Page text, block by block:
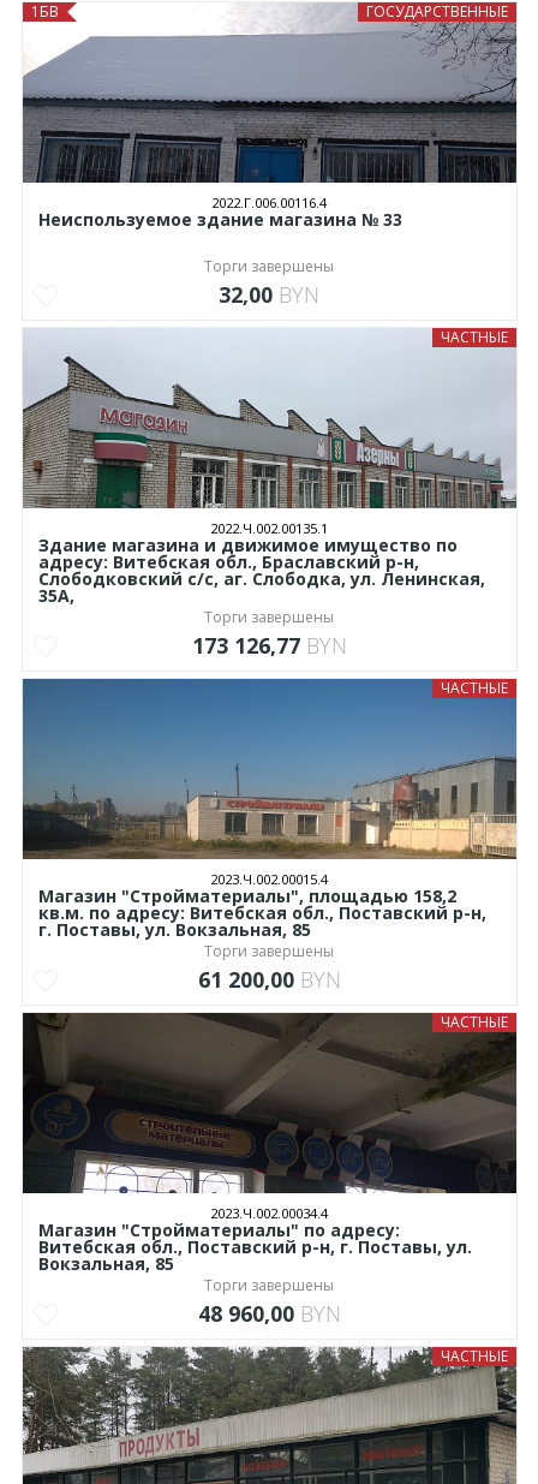
ГОСУДАРСТВЕННЫЕ
1БВ
2022.Г.006.00116.4
Неиспользуемое здание магазина № 33
Торги завершены
32,00 BYN
ЧАСТНЫЕ
2022.Ч.002.00135.1
Здание магазина и движимое имущество по
адресу: Витебская обл., Браславский р-н,
Слободковский с/с, аг. Слободка, ул. Ленинская,
35А,
Торги завершены
173 126,77 BYN
ЧАСТНЫЕ
2023.Ч.002.00015.4
Магазин "Стройматериалы", площадью 158,2
кв.м. по адресу: Витебская обл., Поставский р-н,
г. Поставы, ул. Вокзальная, 85
Торги завершены
61 200,00 BYN
ЧАСТНЫЕ
2023.Ч.002.00034.4
Магазин "Стройматериалы" по адресу:
Витебская обл., Поставский р-н, г. Поставы, ул.
Вокзальная, 85
Торги завершены
48 960,00 BYN
ЧАСТНЫЕ